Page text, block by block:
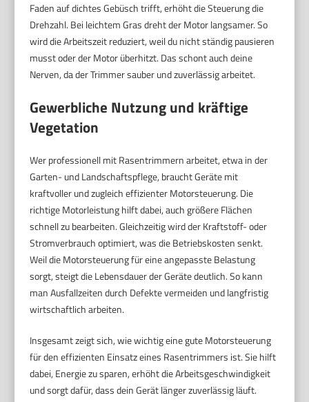
Faden auf dichtes Gebüsch trifft, erhöht die Steuerung die
Drehzahl. Bei leichtem Gras dreht der Motor langsamer. So
wird die Arbeitszeit reduziert, weil du nicht ständig pausieren
musst oder der Motor überhitzt. Das schont auch deine
Nerven, da der Trimmer sauber und zuverlässig arbeitet.
Gewerbliche Nutzung und kräftige
Vegetation
Wer professionell mit Rasentrimmern arbeitet, etwa in der
Garten- und Landschaftspflege, braucht Geräte mit
kraftvoller und zugleich effizienter Motorsteuerung. Die
richtige Motorleistung hilft dabei, auch größere Flächen
schnell zu bearbeiten. Gleichzeitig wird der Kraftstoff- oder
Stromverbrauch optimiert, was die Betriebskosten senkt.
Weil die Motorsteuerung für eine angepasste Belastung
sorgt, steigt die Lebensdauer der Geräte deutlich. So kann
man Ausfallzeiten durch Defekte vermeiden und langfristig
wirtschaftlich arbeiten.
Insgesamt zeigt sich, wie wichtig eine gute Motorsteuerung
für den effizienten Einsatz eines Rasentrimmers ist. Sie hilft
dabei, Energie zu sparen, erhöht die Arbeitsgeschwindigkeit
und sorgt dafür, dass dein Gerät länger zuverlässig läuft.